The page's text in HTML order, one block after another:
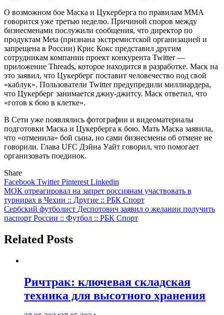
О возможном бое Маска и Цукерберга по правилам ММA
говорится уже третью неделю. Причиной споров между
бизнесменами послужили сообщения, что директор по
продуктам Meta (признана экстремистской организацией и
запрещена в России) Крис Кокс представил другим
сотрудникам компании проект конкурента Twitter —
приложение Threads, которое находится в разработке. Маск на
это заявил, что Цукерберг поставит человечество под свой
«каблук». Пользователи Twitter предупредили миллиардера,
что Цукерберг занимается джиу-джитсу. Маск ответил, что
«готов к бою в клетке».
В Сети уже появлялись фотографии и видеоматериалы
подготовки Маска и Цукерберга к бою. Мать Маска заявила,
что «отменила» бой сына, но сами бизнесмены об отмене не
говорили. Глава UFC Дэйна Уайт говорил, что помогает
организовать поединок.
Share
Facebook TwitterPinterest Linkedin
Навигация
по
записям
МОК отреагировал на запрет россиянам участвовать в
турнирах в Чехии :: Другие :: РБК Спорт
Сербский футболист Деспотович заявил о желании получить
паспорт России :: Футбол :: РБК Спорт
Related Posts
Ричтрак: ключевая складская
техника для высотного хранения